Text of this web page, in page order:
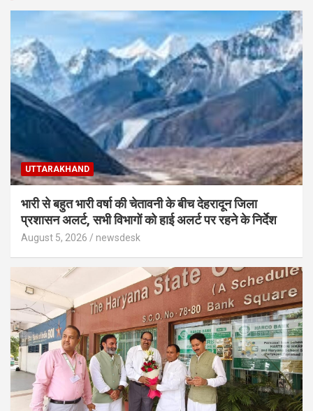
UTTARAKHAND
भारी से बहुत भारी वर्षा की चेतावनी के बीच देहरादून जिला
प्रशासन अलर्ट, सभी विभागों को हाई अलर्ट पर रहने के निर्देश
August 5, 2026 newsdesk